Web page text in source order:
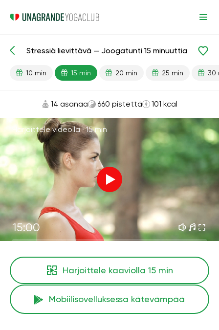
Valmiit oppitunnit Rentoutuminen Stressiä lievittävä
Stressiä lievittävä — Joogatunti 15 minuuttia
10 min 15 min 20 min 25 min 30
14 asanaa 660 pistettä 101 kcal
Harjoittele videolla ·15 min
15:00
Harjoittele kaaviolla 15 min
Mobiilisovelluksessa kätevämpää